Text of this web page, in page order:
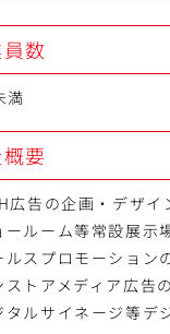
数
満
要
広告の企画・デザ
ールーム等常設展示
ルスプロモーション
ストアメディア広告
タルサイネージ等